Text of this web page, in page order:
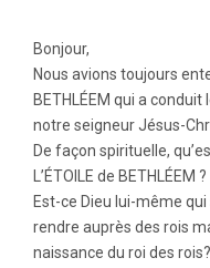
Bonjour,
Nous avions toujours
BETHLÉEM qui a
notre seigneur Jésus-
De façon spirituelle,
L’ÉTOILE de BETHLÉEM ?
Est-ce Dieu lui-même
rendre auprès des rois
naissance du roi des rois?